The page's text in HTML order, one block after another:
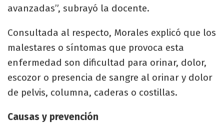
avanzadas”, subrayó la docente.
Consultada al respecto, Morales explicó que los
malestares o síntomas que provoca esta
enfermedad son dificultad para orinar, dolor,
escozor o presencia de sangre al orinar y dolor
de pelvis, columna, caderas o costillas.
Causas y prevención